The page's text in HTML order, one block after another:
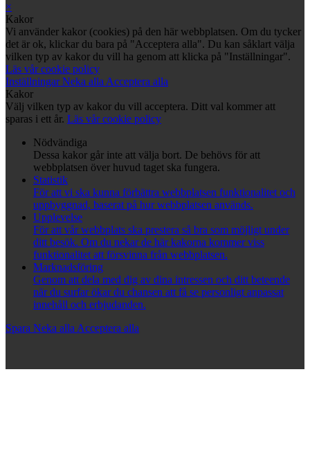
×
Kakor
Vi använder kakor (cookies) på den här webbplatsen. Om du tycker
det är ok, klickar du bara på "Acceptera alla". Du kan såklart välja
vilken typ av kakor du vill ha genom att klicka på "Inställningar".
Läs vår cookie policy
InställningarNeka alla Acceptera alla
Kakor
Välj vilken typ av kakor du vill acceptera. Ditt val kommer att
sparas i ett år. Läs vår cookie policy
Nödvändiga
Dessa kakor går inte att välja bort. De behövs för att
webbplatsen över huvud taget ska fungera.
Statistik
För att vi ska kunna förbättra webbplatsen funktionalitet och
uppbyggnad, baserat på hur webbplatsen används.
Upplevelse
För att vår webbplats ska prestera så bra som möjligt under
ditt besök. Om du nekar de här kakorna kommer viss
funktionalitet att försvinna från webbplatsen.
Marknadsföring
Genom att dela med dig av dina intressen och ditt beteende
när du surfar ökar du chansen att få se personligt anpassat
innehåll och erbjudanden.
Spara Neka alla Acceptera alla